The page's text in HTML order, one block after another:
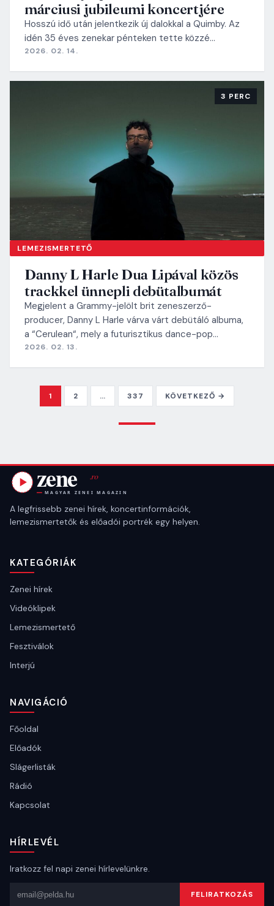
márciusi jubileumi koncertjére
Hosszú idő után jelentkezik új dalokkal a Quimby. Az
idén 35 éves zenekar pénteken tette közzé…
2026. 02. 14.
LEMEZISMERTETŐ
3 PERC
Danny L Harle Dua Lipával közös
trackkel ünnepli debütalbumát
Megjelent a Grammy-jelölt brit zeneszerző-
producer, Danny L Harle várva várt debütáló albuma,
a “Cerulean“, mely a futurisztikus dance-pop…
2026. 02. 13.
POSTS
1 2 … 337 KÖVETKEZŐ →
A legfrissebb zenei hírek, koncertinformációk,
lemezismertetők és előadói portrék egy helyen.
KATEGÓRIÁK
Zenei hírek
Videóklipek
Lemezismertető
Fesztiválok
Interjú
NAVIGÁCIÓ
Főoldal
Előadók
Slágerlisták
Rádió
Kapcsolat
HÍRLEVÉL
Iratkozz fel napi zenei hírlevelünkre.
Email cím FELIRATKOZÁS